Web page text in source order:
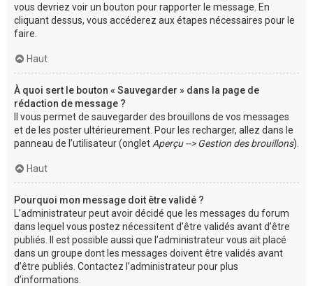
vous devriez voir un bouton pour rapporter le message. En
cliquant dessus, vous accéderez aux étapes nécessaires pour le
faire.
Haut
À quoi sert le bouton « Sauvegarder » dans la page de
rédaction de message ?
Il vous permet de sauvegarder des brouillons de vos messages
et de les poster ultérieurement. Pour les recharger, allez dans le
panneau de l’utilisateur (onglet Aperçu --> Gestion des brouillons).
Haut
Pourquoi mon message doit être validé ?
L’administrateur peut avoir décidé que les messages du forum
dans lequel vous postez nécessitent d’être validés avant d’être
publiés. Il est possible aussi que l’administrateur vous ait placé
dans un groupe dont les messages doivent être validés avant
d’être publiés. Contactez l’administrateur pour plus
d’informations.